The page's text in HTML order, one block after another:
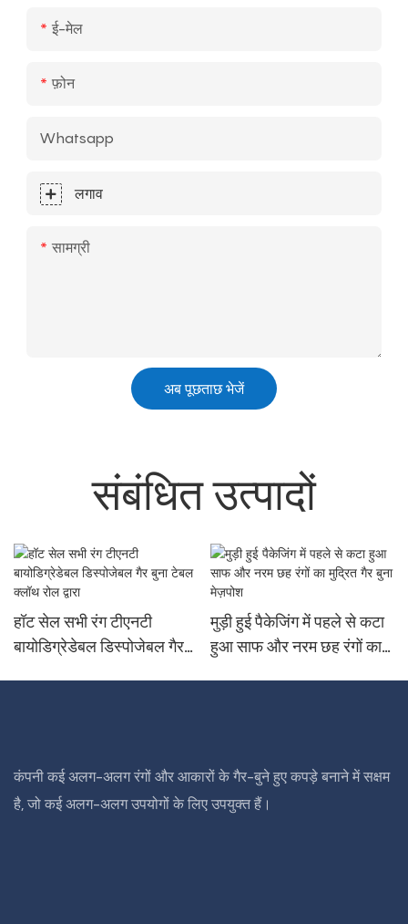
ई-मेल
फ़ोन
Whatsapp
लगाव
सामग्री
अब पूछताछ भेजें
संबंधित उत्पादों
हॉट सेल सभी रंग टीएनटी
बायोडिग्रेडेबल डिस्पोजेबल गैर
मुड़ी हुई पैकेजिंग में पहले से कटा
हुआ साफ और नरम छह रंगों का
कंपनी कई अलग-अलग रंगों और आकारों के गैर-बुने हुए कपड़े बनाने में सक्षम
है, जो कई अलग-अलग उपयोगों के लिए उपयुक्त हैं।